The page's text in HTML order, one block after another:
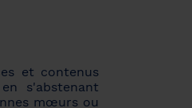
et contenus
s'abstenant
mœurs ou